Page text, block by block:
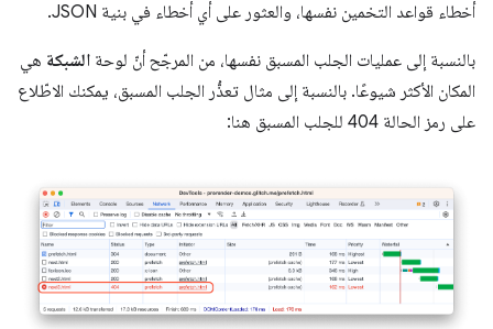
أخطاء قواعد التخمين نفسها، والعثور على أي أخطاء في بنية JSON.
بالنسبة إلى عمليات الجلب المسبق نفسها، من المرجّح أنّ لوحة الشبكة هي
المكان الأكثر شيوعًا. بالنسبة إلى مثال تعذُّر الجلب المسبق، يمكنك الاطّلاع
على رمز الحالة 404 للجلب المسبق هنا: